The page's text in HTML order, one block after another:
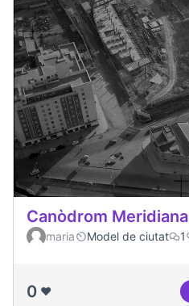
Canòdrom Meridiana
maria Model de ciutat 1
0 ❤️